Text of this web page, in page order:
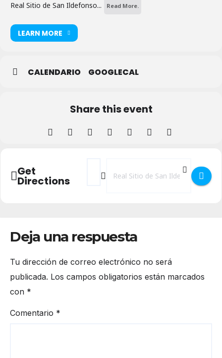
Real Sitio de San Ildefonso... Read More.
LEARN MORE
CALENDARIO GOOGLECAL
Share this event
Get
Directions
Address - Fuentes de La Granja por San
Destination Address - Fuentes de
Deja una respuesta
Tu dirección de correo electrónico no será
publicada. Los campos obligatorios están marcados
con *
Comentario *